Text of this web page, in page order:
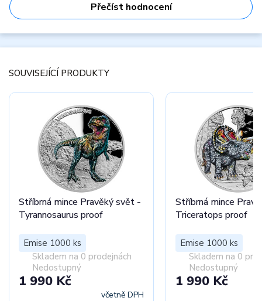
Přečíst hodnocení
SOUVISEJÍCÍ PRODUKTY
Stříbrná mince Pravěký svět -
Tyrannosaurus proof
Emise 1000 ks
Skladem na 0 prodejnách
Nedostupný
1 990 Kč
včetně DPH
Stříbrná mince
Triceratops proof
Emise 1000 ks
Skladem na 0
Nedostupný
1 990 Kč